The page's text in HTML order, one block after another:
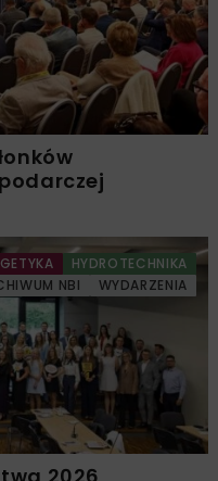
HYDROTECHNIKA
NBI WYDARZENIA